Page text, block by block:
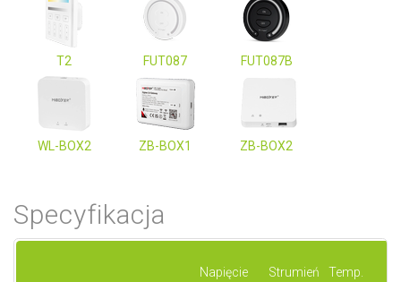
T2 FUT087 FUT087B
WL-BOX2 ZB-BOX1 ZB-BOX2
Specyfikacja
Napięcie
Strumień
Temp.